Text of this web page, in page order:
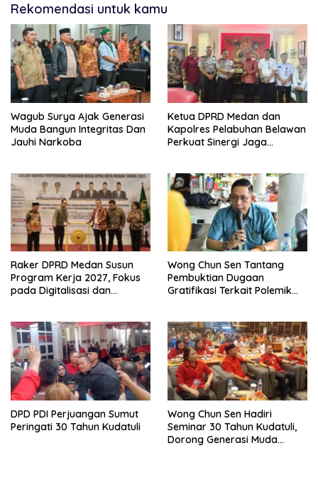
Rekomendasi untuk kamu
Wagub Surya Ajak Generasi
Muda Bangun Integritas Dan
Jauhi Narkoba
Ketua DPRD Medan dan
Kapolres Pelabuhan Belawan
Perkuat Sinergi Jaga
Belawan
Raker DPRD Medan Susun
Program Kerja 2027, Fokus
pada Digitalisasi dan
Wong Chun Sen Tantang
Pembuktian Dugaan
Gratifikasi Terkait Polemik
DPD PDI Perjuangan Sumut
Peringati 30 Tahun Kudatuli
Wong Chun Sen Hadiri
Seminar 30 Tahun Kudatuli,
Dorong Generasi Muda